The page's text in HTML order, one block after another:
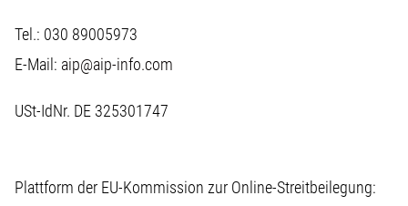
Tel.: 030 89005973
E-Mail: aip@aip-info.com
USt-IdNr. DE 325301747
Plattform der EU-Kommission zur Online-Streitbeilegung: